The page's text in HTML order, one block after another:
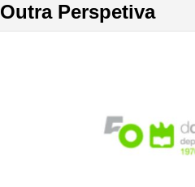
Outra Perspetiva